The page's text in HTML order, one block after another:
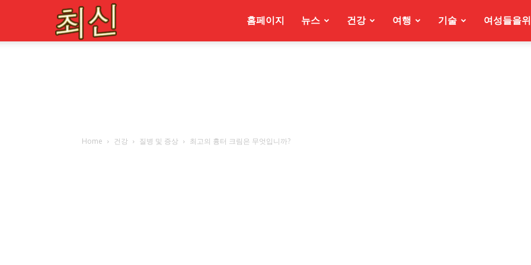
홈페이지 뉴스 건강 여행 기술 여성들을
Home 건강 질병 및 증상 최고의 흉터 크림은 무엇입니까?